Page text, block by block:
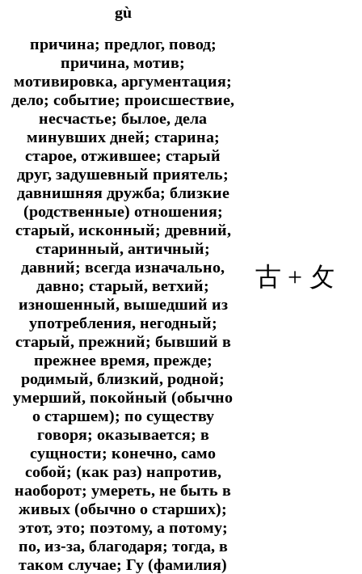
gù
причина; предлог, повод;
причина, мотив;
мотивировка, аргументация;
дело; событие; происшествие,
несчастье; былое, дела
минувших дней; старина;
старое, отжившее; старый
друг, задушевный приятель;
давнишняя дружба; близкие
(родственные) отношения;
старый, исконный; древний,
старинный, античный;
давний; всегда изначально,
давно; старый, ветхий;
изношенный, вышедший из
употребления, негодный;
старый, прежний; бывший в
прежнее время, прежде;
родимый, близкий, родной;
умерший, покойный (обычно
о старшем); по существу
говоря; оказывается; в
сущности; конечно, само
собой; (как раз) напротив,
наоборот; умереть, не быть в
живых (обычно о старших);
этот, это; поэтому, а потому;
по, из-за, благодаря; тогда, в
таком случае; Гу (фамилия)
古 + 攵